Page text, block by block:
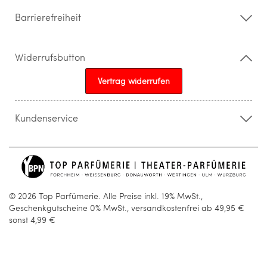
Barrierefreiheit
Widerrufsbutton
Vertrag widerrufen
Kundenservice
info@topparfuemerie.de
© 2026 Top Parfümerie. Alle Preise inkl. 19% MwSt.,
Geschenkgutscheine 0% MwSt., versandkostenfrei ab 49,95 €
sonst 4,99 €